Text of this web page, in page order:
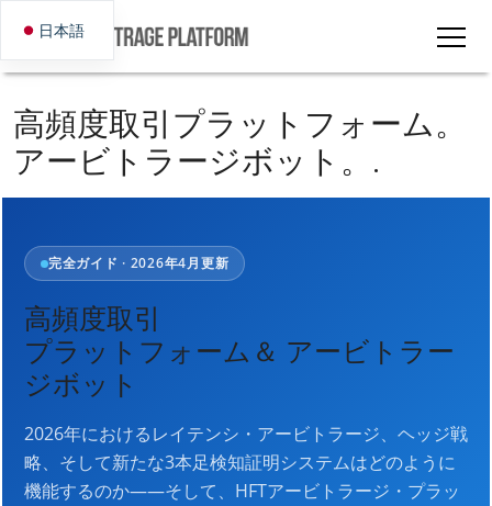
高頻度取引プラットフォーム。
アービトラージボット。.
完全ガイド · 2026年4月更新
高頻度取引
プラットフォーム＆ アービトラー
ジボット
2026年におけるレイテンシ・アービトラージ、ヘッジ戦
略、そして新たな3本足検知証明システムはどのように
機能するのか――そして、HFTアービトラージ・プラッ
日本語